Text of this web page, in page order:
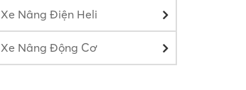
Xe Nâng Điện Heli
Xe Nâng Động Cơ